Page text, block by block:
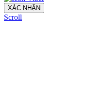
XÁC NHẬN
Scroll